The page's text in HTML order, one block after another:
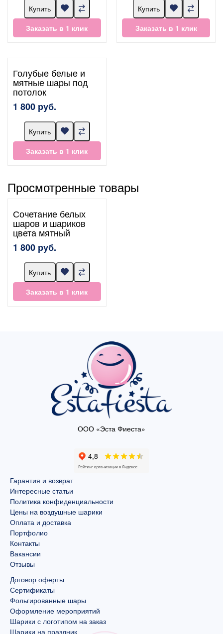
Купить
Заказать в 1 клик
Купить
Заказать в 1 клик
Голубые белые и
мятные шары под
потолок
1 800 руб.
Купить
Заказать в 1 клик
Просмотренные товары
Сочетание белых
шаров и шариков
цвета мятный
1 800 руб.
Купить
Заказать в 1 клик
ООО «Эста Фиеста»
Гарантия и возврат
Интересные статьи
Политика конфиденциальности
Цены на воздушные шарики
Оплата и доставка
Портфолио
Контакты
Вакансии
Отзывы
Договор оферты
Сертификаты
Фольгированные шары
Оформление мероприятий
Шарики с логотипом на заказ
Шарики на праздник